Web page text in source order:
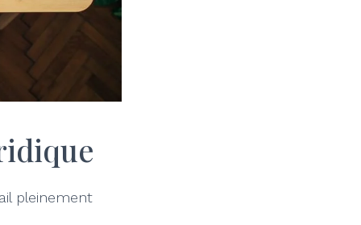
pleinement